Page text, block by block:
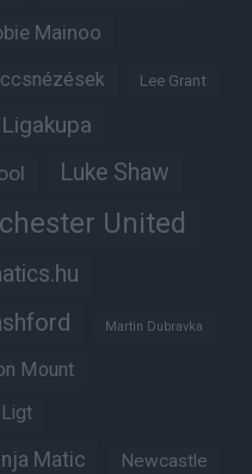
Mainoo
Lee Grant
Ligakupa
Luke Shaw
United
Martin Dubravka
Mount
Matic Newcastle